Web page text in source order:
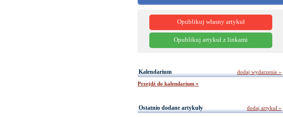
Opublikuj własny artykuł
Opublikuj artykuł z linkami
Kalendarium
Przejdź do kalendarium »
dodaj wydarzenie »
Ostatnio dodane artykuły
dodaj artykuł »